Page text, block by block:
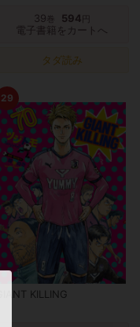
39 巻 594 円
電子書籍をカートへ
タダ読み
29
GIANT KILLING